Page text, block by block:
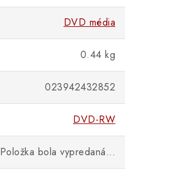
DVD média
0.44 kg
023942432852
DVD-RW
Položka bola vypredaná…